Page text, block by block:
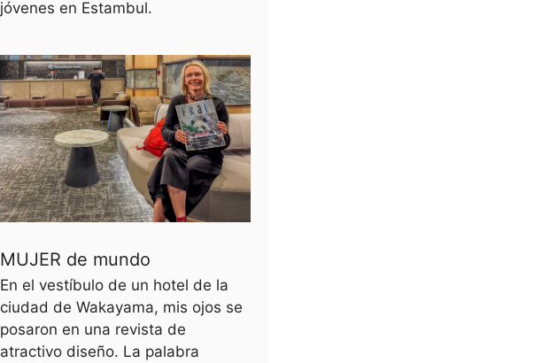
jóvenes en Estambul.
MUJER de mundo
En el vestíbulo de un hotel de la
ciudad de Wakayama, mis ojos se
posaron en una revista de
atractivo diseño. La palabra